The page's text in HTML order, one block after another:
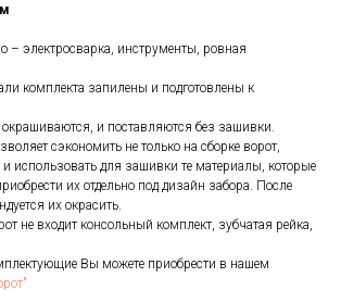
– электросварка, инструменты, ровная
комплекта запилены и подготовлены к
окрашиваются, и поставляются без зашивки.
сэкономить не только на сборке ворот,
и использовать для зашивки те материалы, которые
их отдельно под дизайн забора. После
их окрасить.
не входит консольный комплект, зубчатая рейка,
Вы можете приобрести в нашем